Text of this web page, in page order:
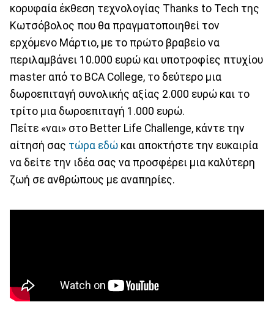
κορυφαία έκθεση τεχνολογίας Thanks to Tech της
Κωτσόβολος που θα πραγματοποιηθεί τον
ερχόμενο Μάρτιο, με το πρώτο βραβείο να
περιλαμβάνει 10.000 ευρώ και υποτροφίες πτυχίου
master από το BCA College, το δεύτερο μια
δωροεπιταγή συνολικής αξίας 2.000 ευρώ και το
τρίτο μια δωροεπιταγή 1.000 ευρώ.
Πείτε «ναι» στο Better Life Challenge, κάντε την
αίτησή σας τώρα εδώ και αποκτήστε την ευκαιρία
να δείτε την ιδέα σας να προσφέρει μια καλύτερη
ζωή σε ανθρώπους με αναπηρίες.